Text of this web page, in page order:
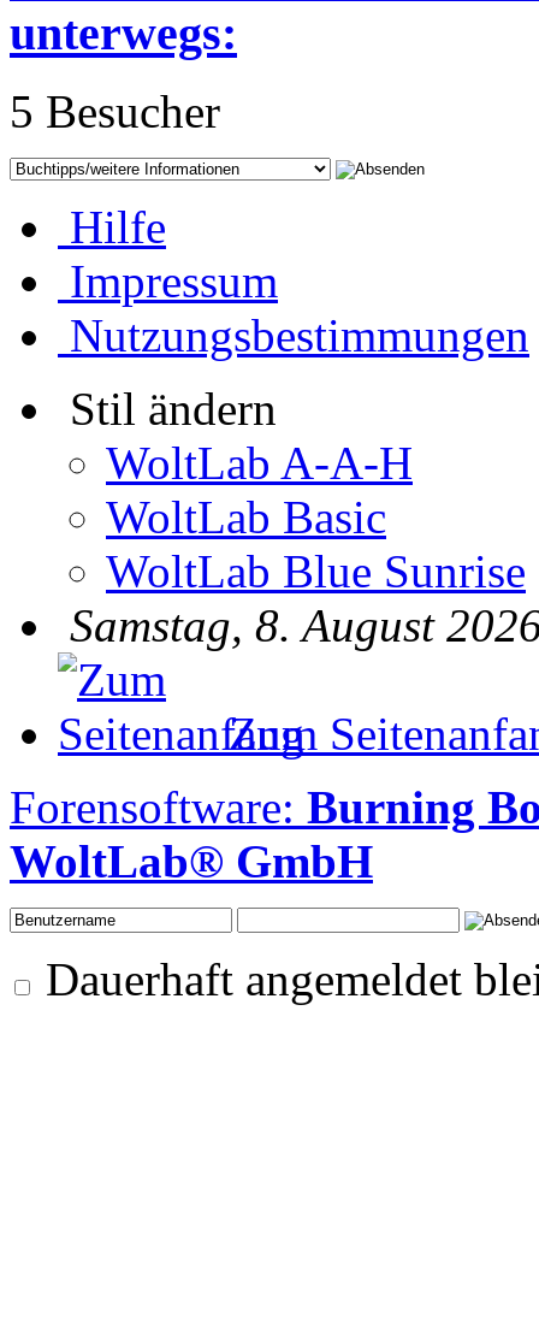
unterwegs:
5 Besucher
Hilfe
Impressum
Nutzungsbestimmungen
Stil ändern
WoltLab A-A-H
WoltLab Basic
WoltLab Blue Sunrise
Samstag, 8. August
Zum
Forensoftware: Burning
WoltLab® GmbH
Dauerhaft angemeldet